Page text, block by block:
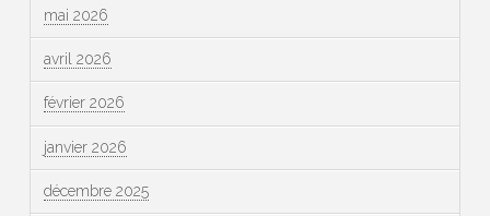
mai 2026
avril 2026
février 2026
janvier 2026
décembre 2025